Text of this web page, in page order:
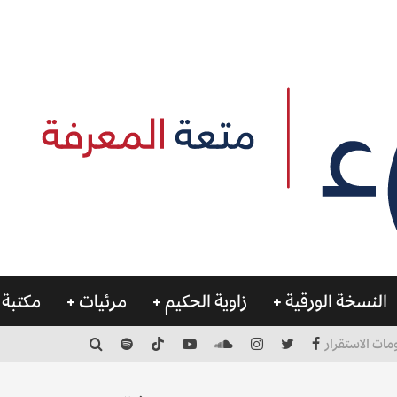
النسخة الورقية زاوية الحكيم مرئيات
الاستقرار